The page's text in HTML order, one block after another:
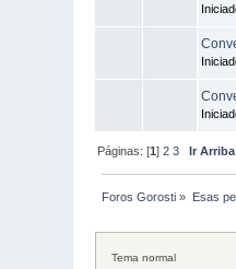
Páginas: [1]2 3 Ir Arriba
Foros Gorosti » Esas
Tema normal